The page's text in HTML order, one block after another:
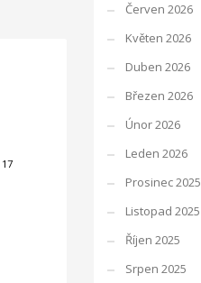
17
Červen 2026
Květen 2026
Duben 2026
Březen 2026
Únor 2026
Leden 2026
Prosinec 2025
Listopad 2025
Říjen 2025
Srpen 2025